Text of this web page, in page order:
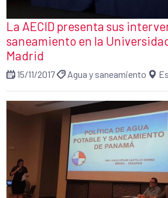
La AECID presenta sus
saneamiento en la
Madrid
15/11/2017 Agua y saneamiento